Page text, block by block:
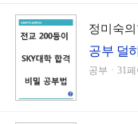
정미숙
공부 덜
공부ㆍ31페